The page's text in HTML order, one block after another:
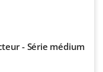
- Série médium